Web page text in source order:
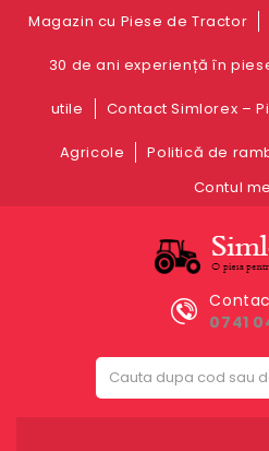
Magazin cu Piese de Tractor
30 de ani experiență în
utile Contact Simlorex –
Agricole
Politică de
Contul
0741